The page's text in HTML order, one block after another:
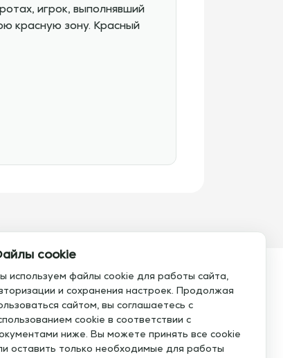
игрок, выполнявший
красную зону. Красный
с нами
21 93
Электронная почта:
info@assistent-trenera.ru
cookie
используем файлы cookie для работы сайта,
и сохранения настроек. Продолжая
сайтом, вы соглашаетесь с
cookie в соответствии с
ниже. Вы можете принять все cookie
оставить только необходимые для работы